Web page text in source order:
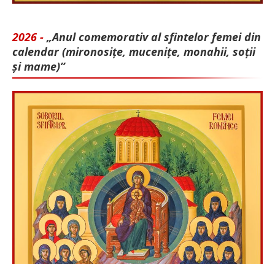
2026 - „Anul comemorativ al sfintelor femei din
calendar (mironosițe, mu­cenițe, monahii, soții
și mame)”